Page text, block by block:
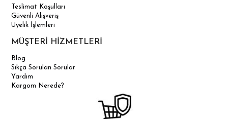
Teslimat Koşulları
Güvenli Alışveriş
Üyelik İşlemleri
MÜŞTERİ HİZMETLERİ
Blog
Sıkça Sorulan Sorular
Yardım
Kargom Nerede?